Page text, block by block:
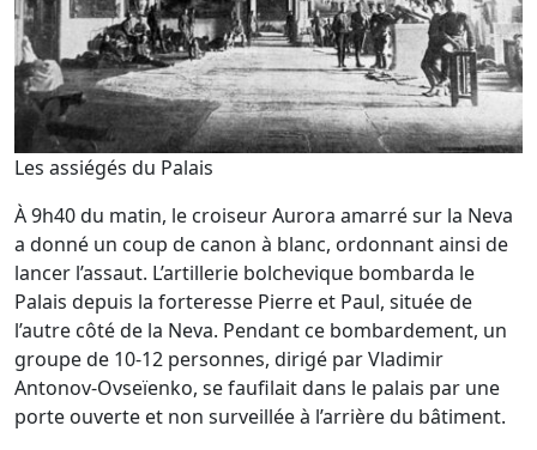
Les assiégés du Palais
À 9h40 du matin, le croiseur Aurora amarré sur la Neva
a donné un coup de canon à blanc, ordonnant ainsi de
lancer l’assaut. L’artillerie bolchevique bombarda le
Palais depuis la forteresse Pierre et Paul, située de
l’autre côté de la Neva. Pendant ce bombardement, un
groupe de 10-12 personnes, dirigé par Vladimir
Antonov-Ovseïenko, se faufilait dans le palais par une
porte ouverte et non surveillée à l’arrière du bâtiment.